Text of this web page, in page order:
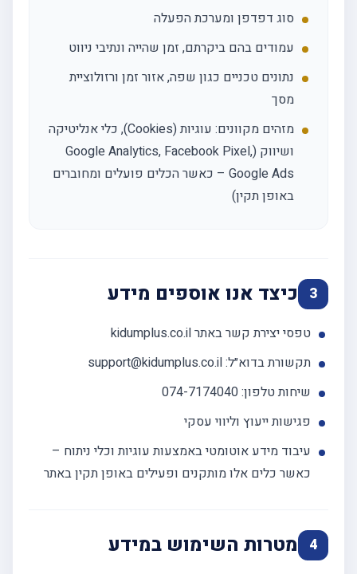
סוג דפדפן ומערכת הפעלה
עמודים בהם ביקרתם, זמן שהייה ונתיבי ניווט
נתונים טכניים כגון שפה, אזור זמן ורזולוציית
מסך
מזהים מקוונים: עוגיות (Cookies), כלי אנליטיקה
ושיווק (Google Analytics, Facebook Pixel,
Google Ads – כאשר הכלים פועלים ומחוברים
באופן תקין)
3 כיצד אנו אוספים מידע
טפסי יצירת קשר באתר kidumplus.co.il
תקשורת בדוא״ל: support@kidumplus.co.il
שיחות טלפון: 074-7174040
פגישות ייעוץ וליווי עסקי
עיבוד מידע אוטומטי באמצעות עוגיות וכלי ניתוח –
כאשר כלים אלו מותקנים ופעילים באופן תקין באתר
4 מטרות השימוש במידע